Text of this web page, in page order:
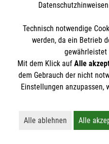
Erste Hilfe bei
Darauf müssen Sie
Mensch in Not gerät.
Vielleicht
Technisch notwendige
werden, da ein Betrieb
gewährleistet
Mit dem Klick auf Alle
dem Gebrauch der nicht
Einstellungen anzupassen,
Alle ablehnen
Lehnt alle nicht-
Alle